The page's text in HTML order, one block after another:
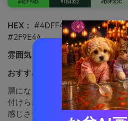
HEX： #4DFF4D #1B4332
#2F9E44
雰囲気：
青々とした、落ち着き
おすすめ用途：植物ショップ用
層になったグリーンと淡いミン
付けられた葉を思わせます。淡
感じさせません。細い線やさり